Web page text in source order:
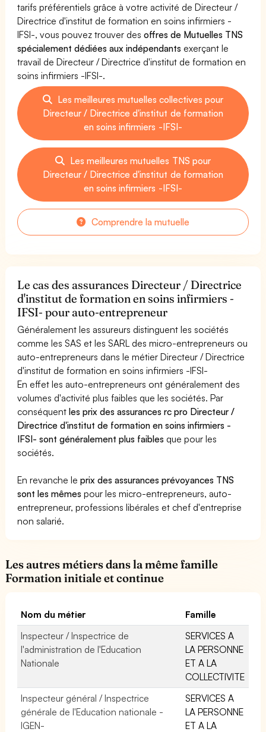
tarifs préférentiels grâce à votre activité de Directeur /
Directrice d'institut de formation en soins infirmiers -
IFSI-, vous pouvez trouver desoffres de Mutuelles TNS
spécialement dédiées aux indépendants exerçant le
travail de Directeur / Directrice d'institut de formation en
soins infirmiers -IFSI-.
Les meilleures mutuelles collectives pour
Directeur / Directrice d'institut de formation
en soins infirmiers -IFSI-
Les meilleures mutuelles TNS pour
Directeur / Directrice d'institut de formation
en soins infirmiers -IFSI-
Comprendre la mutuelle
Le cas des assurances Directeur / Directrice
d'institut de formation en soins infirmiers -
IFSI- pour auto-entrepreneur
Généralement les assureurs distinguent les sociétés
comme les SAS et les SARL des micro-entrepreneurs ou
auto-entrepreneurs dans le métier Directeur / Directrice
d'institut de formation en soins infirmiers -IFSI-
En effet les auto-entrepreneurs ont généralement des
volumes d'activité plus faibles que les sociétés. Par
conséquentles prix des assurances rc pro Directeur /
Directrice d'institut de formation en soins infirmiers -
IFSI- sont généralement plus faibles que pour les
sociétés.
En revanche leprix des assurances prévoyances TNS
sont les mêmes pour les micro-entrepreneurs, auto-
entrepreneur, professions libérales et chef d'entreprise
non salarié.
Les autres métiers dans la même famille
Formation initiale et continue
Nom du métier
Famille
Inspecteur / Inspectrice de
l'administration de l'Education
Nationale
SERVICES A
LA PERSONNE
ET A LA
COLLECTIVITE
Inspecteur général / Inspectrice
générale de l'Education nationale -
IGEN-
SERVICES A
LA PERSONNE
ET A LA